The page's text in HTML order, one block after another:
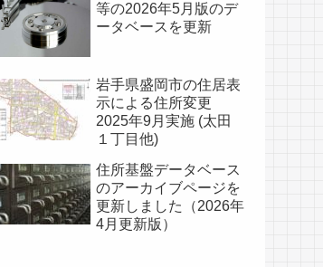
等の2026年5月版のデ
ータベースを更新
岩手県盛岡市の住居表
示による住所変更
2025年9月実施 (太田
１丁目他)
住所基盤データベース
のアーカイブページを
更新しました（2026年
4月更新版）